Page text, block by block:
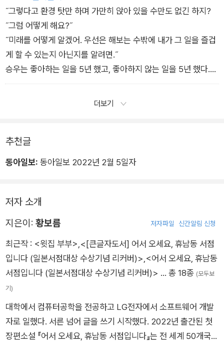
˝그렇다고 환경 탓만 하며 가만히 앉아 있을 수만도 없긴 하지?
˝그럼 어떻게 해요?˝
˝미래를 어떻게 알겠어. 우선은 해보는 수밖에 내가 그 일을 즐겁
게 할 수 있는지 아닌지를 알려면.˝
승우는 좋아하는 일을 5년 했고, 좋아하지 않는 일을 5년 했다.
어떤 삶이 더 나았을까? 글쎄. 굳이 따지자면 후자의 삶이
다. 더 편하고 여유로운 삶을 살아서가 아니다. 좋아하지 않는 일
하기엔 복잡하고총체적인 무엇이다. 좋아하는 일을 하면서도 불
행할 수 있고, 좋아하지 않는 일을 하면서도 그 일이 아닌 다른 무
행을 책임지진 않는다.
민철이 여전히 풀리지 않는 답답함에 입에서 나오는 대로 말을해
봤다.
˝그런다고 해서 나쁠 건 없지.˝ 승우가 대답했다.
˝대충 아무 일이나 해봤는데 의외로 그 일에서 재미를 느낄 수
도 있어, 우연히 해본 일인데 문득 그 일이 평생 하고 싶어질지 누
가 알아. 해보기 전에는 아무것도 알 수 없는데. 그러니 무슨 일을
해야 할지 미리부터 고민하기보다 이렇게 먼저 생각해봐. 그게 무
슨일이든 시작했으면 우선 정성을 다해보는 것이 더 중요하다. 작
더보기
추천글
동아일보: 동아일보 2022년 2월 5일자
저자 소개
지은이: 황보름 저자파일 신간알림 신청
최근작 : <윗집 부부> <[큰글자도서] 어서 오세요, 휴남동 서점
입니다 (일본서점대상 수상기념 리커버)> <어서 오세요, 휴남동
서점입니다 (일본서점대상 수상기념 리커버)> … 총 18종 (모두보
기)
대학에서 컴퓨터공학을 전공하고 LG전자에서 소프트웨어 개발
자로 일했다. 서른 넘어 글을 쓰기 시작했다. 2022년 출간된 첫
장편소설 『어서 오세요, 휴남동 서점입니다』는 전 세계 50개국에